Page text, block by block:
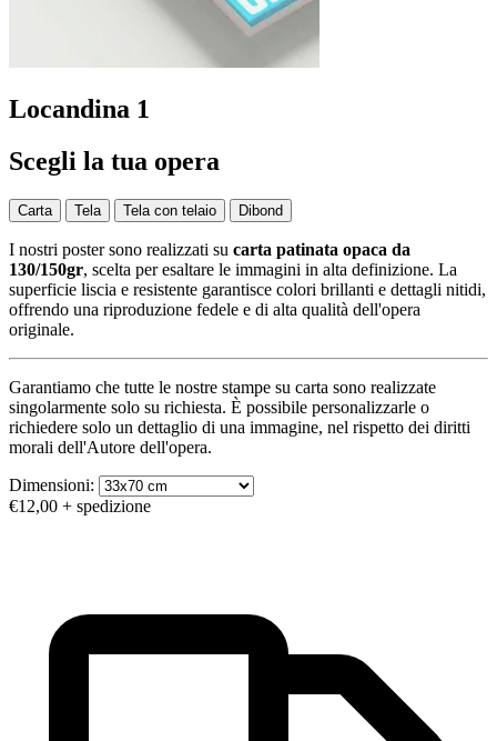
Locandina 1
Scegli la tua opera
Carta Tela Tela con telaio Dibond
I nostri poster sono realizzati su carta patinata opaca da
130/150gr, scelta per esaltare le immagini in alta definizione. La
superficie liscia e resistente garantisce colori brillanti e dettagli nitidi,
offrendo una riproduzione fedele e di alta qualità dell'opera
originale.
Garantiamo che tutte le nostre stampe su carta sono realizzate
singolarmente solo su richiesta. È possibile personalizzarle o
richiedere solo un dettaglio di una immagine, nel rispetto dei diritti
morali dell'Autore dell'opera.
Dimensioni:
€12,00 + spedizione